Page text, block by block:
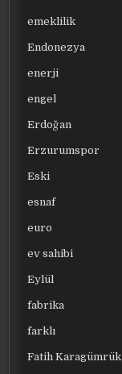
emeklilik
Endonezya
enerji
engel
Erdoğan
Erzurumspor
Eski
esnaf
euro
ev sahibi
Eylül
fabrika
farklı
Fatih Karagümrük